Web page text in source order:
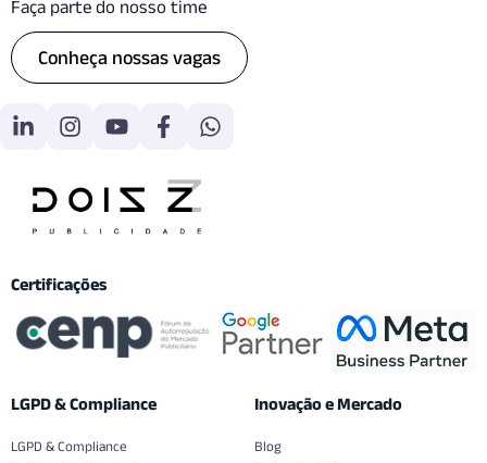
Faça parte do nosso time
Conheça nossas vagas
Certificações
LGPD & Compliance
LGPD & Compliance
Inovação e Mercado
Blog